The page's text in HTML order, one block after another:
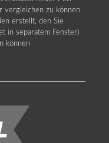
vergleichen zu können.
erstellt, den Sie
in separatem Fenster)
können